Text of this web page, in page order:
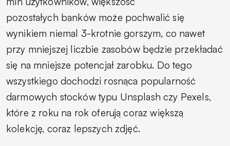
pozostałych banków może pochwalić się
wynikiem niemal 3-krotnie gorszym, co nawet
przy mniejszej liczbie zasobów będzie przekładać
się na mniejsze potencjał zarobku. Do tego
wszystkiego dochodzi rosnąca popularność
darmowych stocków typu Unsplash czy Pexels,
które z roku na rok oferują coraz większą
kolekcję, coraz lepszych zdjęć.